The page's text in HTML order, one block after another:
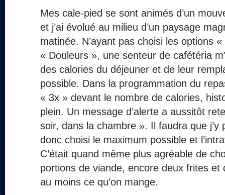
Mes cale‑pied se sont animés d’un
et j’ai évolué au milieu d’un paysage
matinée. N’ayant pas choisi les options
« Douleurs », une senteur de cafétéria
des calories du déjeuner et de leur
possible. Dans la programmation du
« 3x » devant le nombre de calories,
plein. Un message d’alerte a aussitôt
soir, dans la chambre ». Il faudra que j’y
donc choisi le maximum possible et
C’était quand même plus agréable de
portions de viande, encore deux frites et
au moins ce qu’on mange.